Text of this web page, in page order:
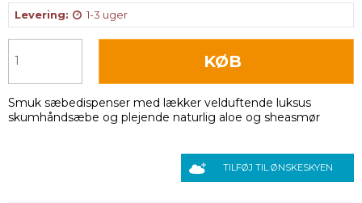
Levering: 1-3 uger
KØB
Smuk sæbedispenser med lækker velduftende luksus
skumhåndsæbe og plejende naturlig aloe og sheasmør
TILFØJ TIL ØNSKESKYEN